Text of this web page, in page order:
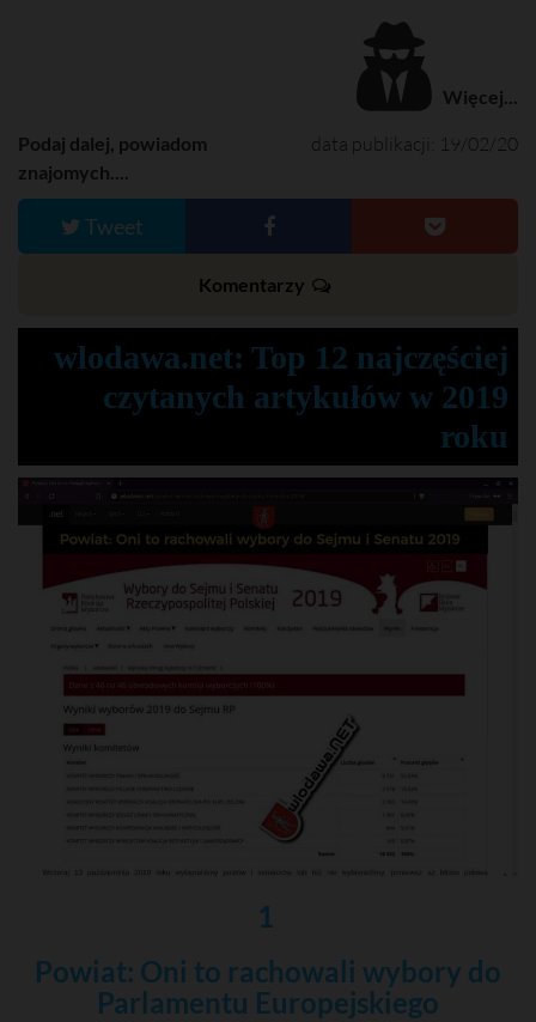
Więcej...
data publikacji: 19/02/20
Podaj dalej, powiadom
znajomych....
Tweet
Komentarzy
wlodawa.net: Top 12 najczęściej
czytanych artykułów w 2019
roku
1
Powiat: Oni to rachowali wybory do
Parlamentu Europejskiego